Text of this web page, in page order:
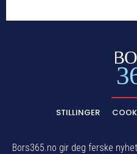
STILLINGER
Bors365.no gir deg ferske